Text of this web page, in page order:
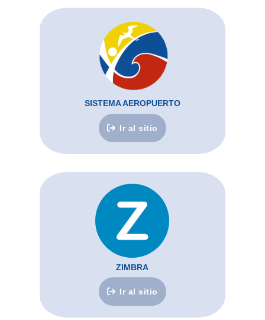
SISTEMA AEROPUERTO
Ir al sitio
ZIMBRA
Ir al sitio